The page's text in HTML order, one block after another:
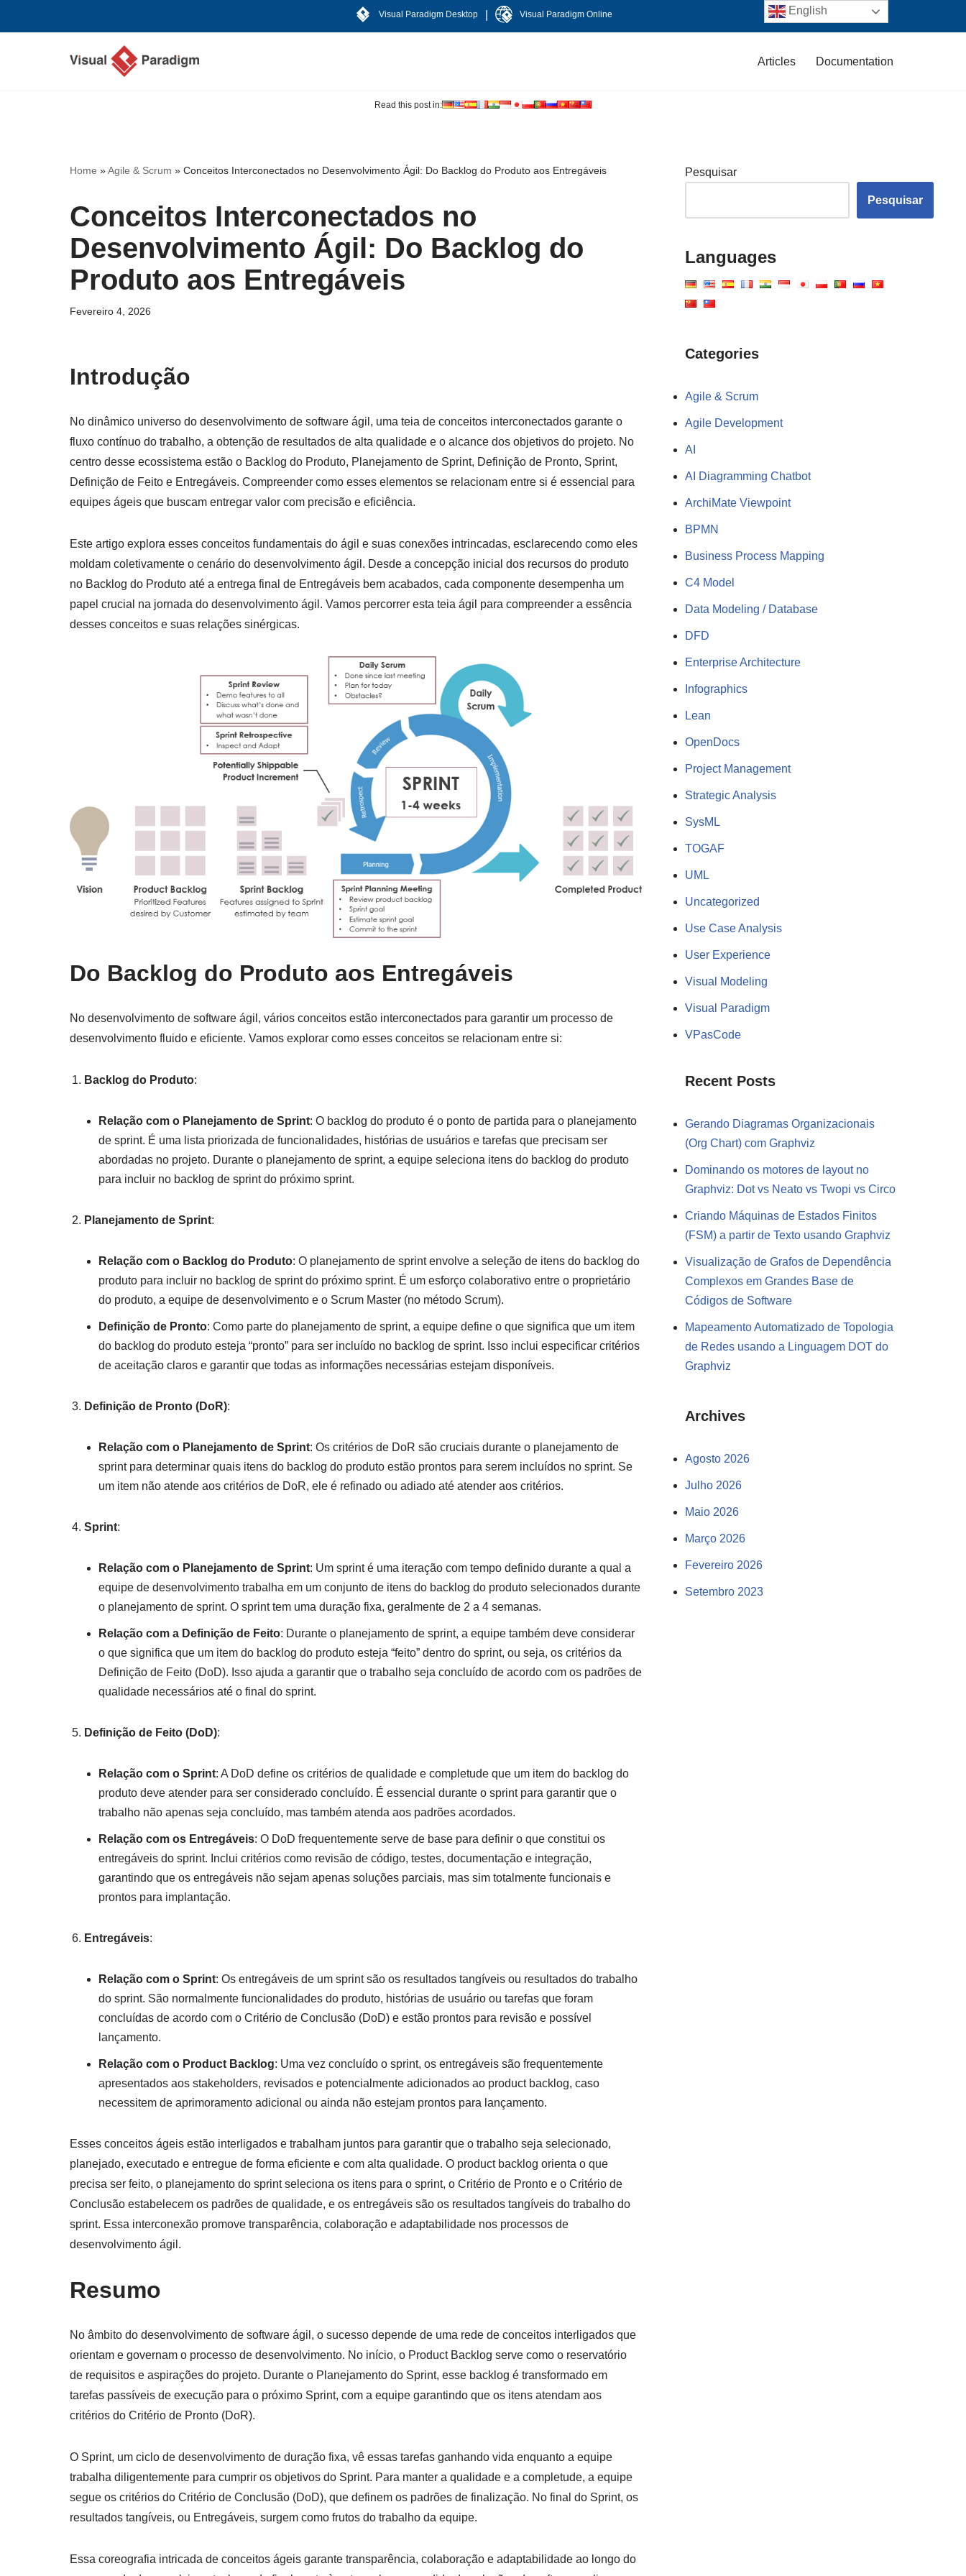
Visual Paradigm Desktop Visual Paradigm Online
Articles Documentation
Read this post in:
Home »Agile & Scrum » Conceitos Interconectados no Desenvolvimento Ágil: Do Backlog do Produto aos Entregáveis
Conceitos Interconectados no
Desenvolvimento Ágil: Do Backlog do
Produto aos Entregáveis
Fevereiro 4, 2026
Introdução
No dinâmico universo do desenvolvimento de software ágil, uma teia de conceitos interconectados garante o
fluxo contínuo do trabalho, a obtenção de resultados de alta qualidade e o alcance dos objetivos do projeto. No
centro desse ecossistema estão o Backlog do Produto, Planejamento de Sprint, Definição de Pronto, Sprint,
Definição de Feito e Entregáveis. Compreender como esses elementos se relacionam entre si é essencial para
equipes ágeis que buscam entregar valor com precisão e eficiência.
Este artigo explora esses conceitos fundamentais do ágil e suas conexões intrincadas, esclarecendo como eles
moldam coletivamente o cenário do desenvolvimento ágil. Desde a concepção inicial dos recursos do produto
no Backlog do Produto até a entrega final de Entregáveis bem acabados, cada componente desempenha um
papel crucial na jornada do desenvolvimento ágil. Vamos percorrer esta teia ágil para compreender a essência
desses conceitos e suas relações sinérgicas.
Do Backlog do Produto aos Entregáveis
No desenvolvimento de software ágil, vários conceitos estão interconectados para garantir um processo de
desenvolvimento fluido e eficiente. Vamos explorar como esses conceitos se relacionam entre si:
Backlog do Produto:
Relação com o Planejamento de Sprint: O backlog do produto é o ponto de partida para o planejamento
de sprint. É uma lista priorizada de funcionalidades, histórias de usuários e tarefas que precisam ser
abordadas no projeto. Durante o planejamento de sprint, a equipe seleciona itens do backlog do produto
para incluir no backlog de sprint do próximo sprint.
Planejamento de Sprint:
Relação com o Backlog do Produto: O planejamento de sprint envolve a seleção de itens do backlog do
produto para incluir no backlog de sprint do próximo sprint. É um esforço colaborativo entre o proprietário
do produto, a equipe de desenvolvimento e o Scrum Master (no método Scrum).
Definição de Pronto: Como parte do planejamento de sprint, a equipe define o que significa que um item
do backlog do produto esteja “pronto” para ser incluído no backlog de sprint. Isso inclui especificar critérios
de aceitação claros e garantir que todas as informações necessárias estejam disponíveis.
Definição de Pronto (DoR):
Relação com o Planejamento de Sprint: Os critérios de DoR são cruciais durante o planejamento de
sprint para determinar quais itens do backlog do produto estão prontos para serem incluídos no sprint. Se
um item não atende aos critérios de DoR, ele é refinado ou adiado até atender aos critérios.
Sprint:
Relação com o Planejamento de Sprint: Um sprint é uma iteração com tempo definido durante a qual a
equipe de desenvolvimento trabalha em um conjunto de itens do backlog do produto selecionados durante
o planejamento de sprint. O sprint tem uma duração fixa, geralmente de 2 a 4 semanas.
Relação com a Definição de Feito: Durante o planejamento de sprint, a equipe também deve considerar
o que significa que um item do backlog do produto esteja “feito” dentro do sprint, ou seja, os critérios da
Definição de Feito (DoD). Isso ajuda a garantir que o trabalho seja concluído de acordo com os padrões de
qualidade necessários até o final do sprint.
Definição de Feito (DoD):
Relação com o Sprint: A DoD define os critérios de qualidade e completude que um item do backlog do
produto deve atender para ser considerado concluído. É essencial durante o sprint para garantir que o
trabalho não apenas seja concluído, mas também atenda aos padrões acordados.
Relação com os Entregáveis: O DoD frequentemente serve de base para definir o que constitui os
entregáveis do sprint. Inclui critérios como revisão de código, testes, documentação e integração,
garantindo que os entregáveis não sejam apenas soluções parciais, mas sim totalmente funcionais e
prontos para implantação.
Entregáveis:
Relação com o Sprint: Os entregáveis de um sprint são os resultados tangíveis ou resultados do trabalho
do sprint. São normalmente funcionalidades do produto, histórias de usuário ou tarefas que foram
concluídas de acordo com o Critério de Conclusão (DoD) e estão prontos para revisão e possível
lançamento.
Relação com o Product Backlog: Uma vez concluído o sprint, os entregáveis são frequentemente
apresentados aos stakeholders, revisados e potencialmente adicionados ao product backlog, caso
necessitem de aprimoramento adicional ou ainda não estejam prontos para lançamento.
Esses conceitos ágeis estão interligados e trabalham juntos para garantir que o trabalho seja selecionado,
planejado, executado e entregue de forma eficiente e com alta qualidade. O product backlog orienta o que
precisa ser feito, o planejamento do sprint seleciona os itens para o sprint, o Critério de Pronto e o Critério de
Conclusão estabelecem os padrões de qualidade, e os entregáveis são os resultados tangíveis do trabalho do
sprint. Essa interconexão promove transparência, colaboração e adaptabilidade nos processos de
desenvolvimento ágil.
Resumo
No âmbito do desenvolvimento de software ágil, o sucesso depende de uma rede de conceitos interligados que
orientam e governam o processo de desenvolvimento. No início, o Product Backlog serve como o reservatório
de requisitos e aspirações do projeto. Durante o Planejamento do Sprint, esse backlog é transformado em
tarefas passíveis de execução para o próximo Sprint, com a equipe garantindo que os itens atendam aos
critérios do Critério de Pronto (DoR).
O Sprint, um ciclo de desenvolvimento de duração fixa, vê essas tarefas ganhando vida enquanto a equipe
trabalha diligentemente para cumprir os objetivos do Sprint. Para manter a qualidade e a completude, a equipe
segue os critérios do Critério de Conclusão (DoD), que definem os padrões de finalização. No final do Sprint, os
resultados tangíveis, ou Entregáveis, surgem como frutos do trabalho da equipe.
Essa coreografia intricada de conceitos ágeis garante transparência, colaboração e adaptabilidade ao longo do
Pesquisar
Pesquisar
Languages
Categories
Agile & Scrum
Agile Development
AI
AI Diagramming Chatbot
ArchiMate Viewpoint
BPMN
Business Process Mapping
C4 Model
Data Modeling / Database
DFD
Enterprise Architecture
Infographics
Lean
OpenDocs
Project Management
Strategic Analysis
SysML
TOGAF
UML
Uncategorized
Use Case Analysis
User Experience
Visual Modeling
Visual Paradigm
VPasCode
Recent Posts
Gerando Diagramas Organizacionais
(Org Chart) com Graphviz
Dominando os motores de layout no
Graphviz: Dot vs Neato vs Twopi vs Circo
Criando Máquinas de Estados Finitos
(FSM) a partir de Texto usando Graphviz
Visualização de Grafos de Dependência
Complexos em Grandes Base de
Códigos de Software
Mapeamento Automatizado de Topologia
de Redes usando a Linguagem DOT do
Graphviz
Archives
Agosto 2026
Julho 2026
Maio 2026
Março 2026
Fevereiro 2026
Setembro 2023
English